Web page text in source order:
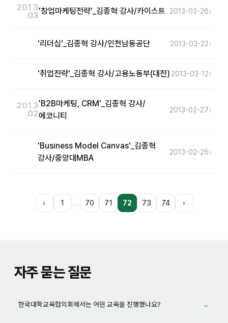
2013
.03'창업마케팅전략'_김종혁 강사/카이스트 2013-03-26›
'리더십'_김종혁 강사/인천남동공단 2013-03-22›
'취업전략'_김종혁 강사/고용노동부(대전) 2013-03-12›
2013
.02
'B2B마케팅, CRM'_김종혁 강사/
에코니티
2013-02-27›
'Business Model Canvas'_김종혁
강사/중앙대MBA
2013-02-26›
‹ 1 … 70 71 72 73 74 ›
자주 묻는 질문
한국대학교육협의회에서는 어떤 교육을 진행했나요? ⌄